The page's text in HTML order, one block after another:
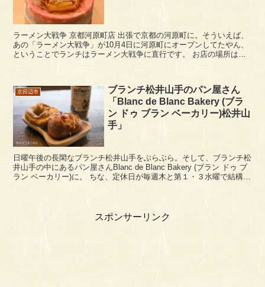
ラーメン大戦争 京都河原町店 出張で京都の河原町に。そういえば、
あの「ラーメン大戦争」が10月4日に河原町にオープンしてたやん、
ということでランチはラーメン大戦争に直行です。 お店の場所は、
京田辺市
ブランチ松井山手のパン屋さん
「Blanc de Blanc Bakery (ブラ
ン ドゥ ブラン ベーカリー)松井山
手」
日曜午後の長閑なブランチ松井山手をぶらぶら。そして、ブランチ松
井山手の中にあるパン屋さんBlanc de Blanc Bakery (ブラン ドゥ ブ
ラン ベーカリー)に。 ちな、定休日が毎週木と第１・３水曜で結構多
スポンサーリンク